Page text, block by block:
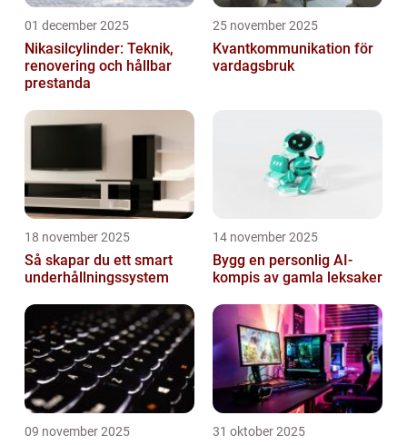
01 december 2025
Nikasilcylinder: Teknik,
renovering och hållbar
prestanda
25 november 2025
Kvantkommunikation för
vardagsbruk
18 november 2025
Så skapar du ett smart
underhållningssystem
14 november 2025
Bygg en personlig AI-
kompis av gamla leksaker
09 november 2025 31 oktober 2025